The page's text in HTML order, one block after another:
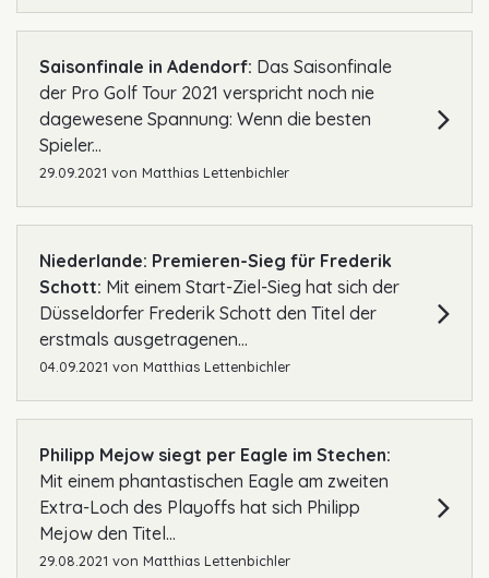
Saisonfinale in Adendorf: Das Saisonfinale
der Pro Golf Tour 2021 verspricht noch nie
dagewesene Spannung: Wenn die besten
Spieler...
29.09.2021 von Matthias Lettenbichler
Niederlande: Premieren-Sieg für Frederik
Schott: Mit einem Start-Ziel-Sieg hat sich der
Düsseldorfer Frederik Schott den Titel der
erstmals ausgetragenen...
04.09.2021 von Matthias Lettenbichler
Philipp Mejow siegt per Eagle im Stechen:
Mit einem phantastischen Eagle am zweiten
Extra-Loch des Playoffs hat sich Philipp
Mejow den Titel...
29.08.2021 von Matthias Lettenbichler